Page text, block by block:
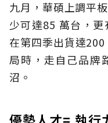
九月，華碩上調平
少可達85 萬台，
在第四季出貨達
局時，走自己品牌
沼。